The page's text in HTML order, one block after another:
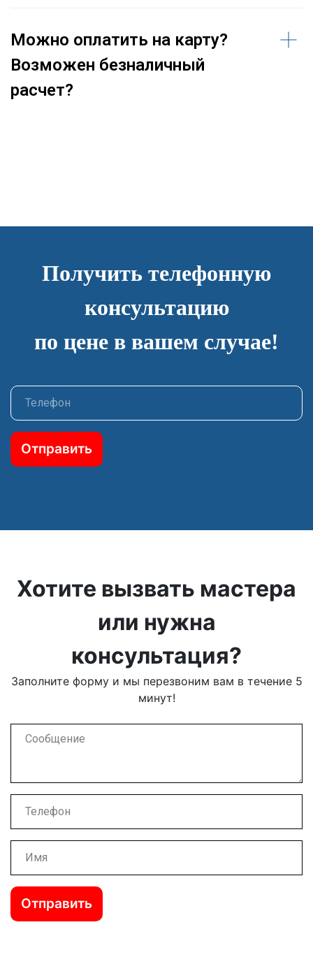
Можно оплатить на карту?
Возможен безналичный
расчет?
Получить телефонную
консультацию
по цене в вашем случае!
Отправить
Хотите вызвать мастера
или нужна
консультация?
Заполните форму и мы перезвоним вам в течение 5
минут!
Отправить